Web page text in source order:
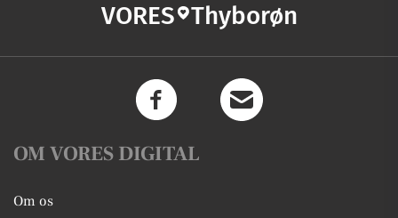
VORES Thyborøn
OM VORES DIGITAL
Om os